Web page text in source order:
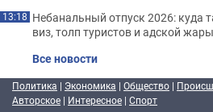
13:18 Небанальный отпуск 2026: куда
виз, толп туристов и адской жары
Все новости
Политика | Экономика | Общество |
Авторское | Интересное | Спорт